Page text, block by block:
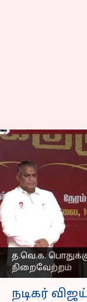
த.வெ.க.
நிறைவேற்றம்
"முழு
எழுதியவர்
செய்தி
நடிகர்